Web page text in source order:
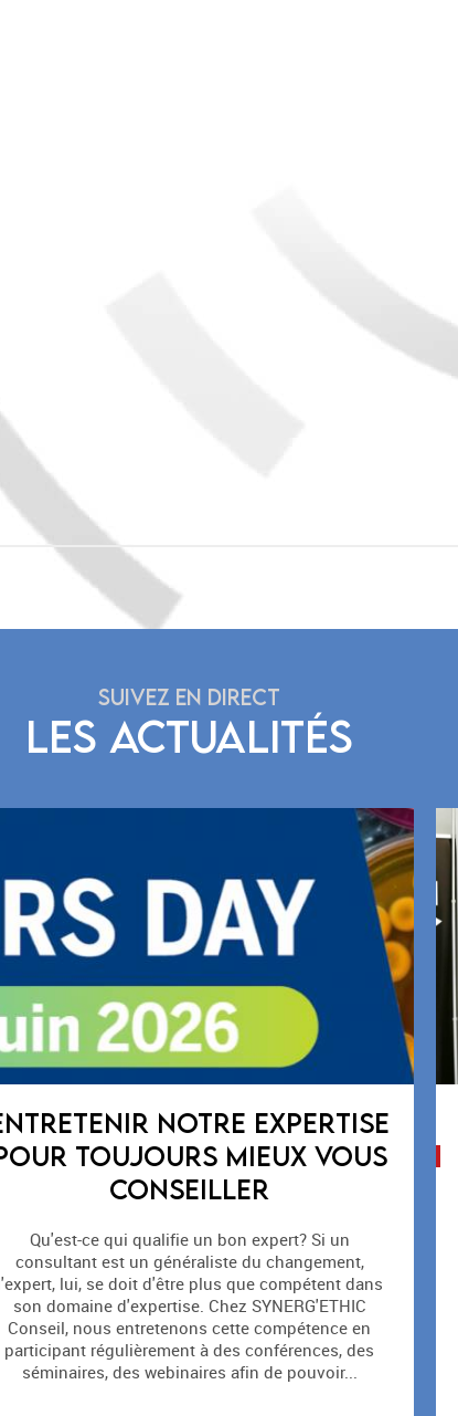
SUIVEZ EN DIRECT
LES ACTUALITÉS
SYNERG'ETHIC CONSEIL
PARTENAIRE DE SECLIN
NATATION
SYNERG'ETHIC Conseil accompagne ses clients
pour les aider à mettre en oeuvre leurs obligations
réglementaires HSE et à piloter leurs Systèmes de
Management QHSE/RSE. Notre volonté est de
montrer qu'on peut faire rimer la protection des
travailleurs et de l'environnement, la qualité avec la
performance et l'atteinte des objectifs. C'est donc...